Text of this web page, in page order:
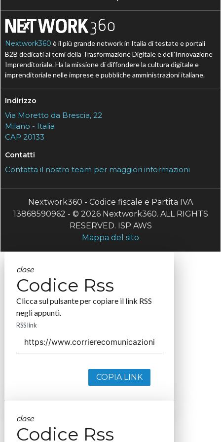
Nextwork360 è il più grande network in Italia di testate e portali
B2B dedicati ai temi della Trasformazione Digitale e dell’Innovazione
Imprenditoriale. Ha la missione di diffondere la cultura digitale e
imprenditoriale nelle imprese e pubbliche amministrazioni italiane.
Indirizzo
Via Moretto da Brescia, 22
Milano - Italia
CAP 20133
Contatti
Contatta il nostro team per maggiori informazioni
Nextwork360 - Codice fiscale e Partita IVA
13868590962 - © 2026 Nextwork360. ALL RIGHTS
RESERVED. ISP AWS
Mappa del sito
close
Codice Rss
Clicca sul pulsante per copiare il link RSS
negli appunti.
RSS link
COPIA LINK
close
Codice Rss